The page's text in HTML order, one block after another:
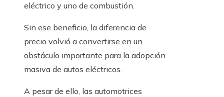
eléctrico y uno de combustión.
Sin ese beneficio, la diferencia de
precio volvió a convertirse en un
obstáculo importante para la adopción
masiva de autos eléctricos.
A pesar de ello, las automotrices